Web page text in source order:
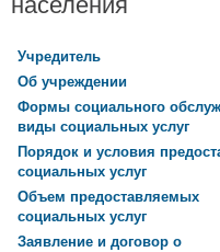
Учредитель
Об учреждении
Формы социального
виды социальных услуг
Порядок и условия
социальных услуг
Объем предоставляемых
социальных услуг
Заявление и договор о